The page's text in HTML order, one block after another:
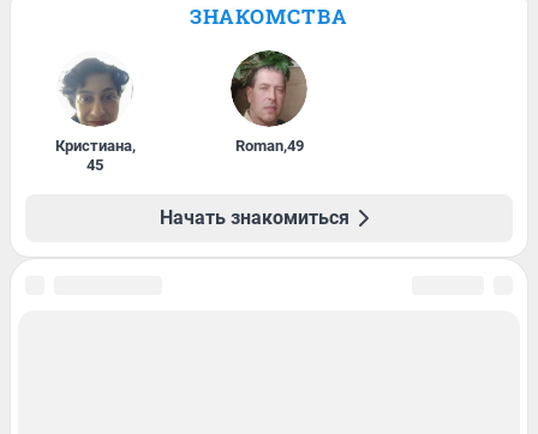
ЗНАКОМСТВА
Кристиана,
45
Roman,49
Начать знакомиться